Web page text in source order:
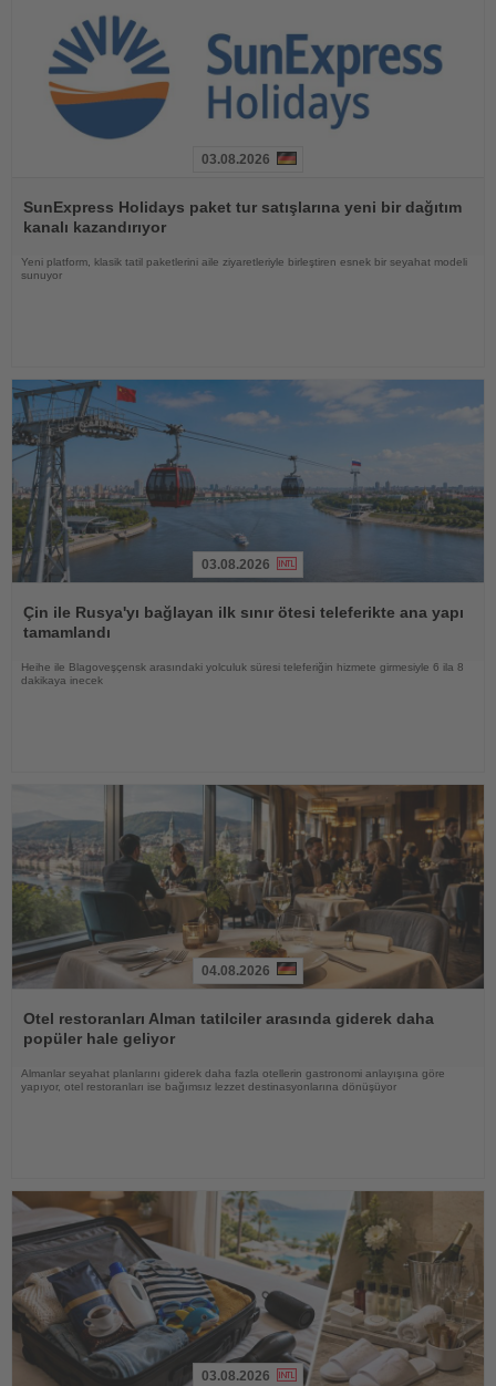
Oku
03.08.2026
SunExpress Holidays paket tur satışlarına yeni bir dağıtım
kanalı kazandırıyor
Yeni platform, klasik tatil paketlerini aile ziyaretleriyle birleştiren esnek bir seyahat modeli
sunuyor
Oku
03.08.2026
Çin ile Rusya'yı bağlayan ilk sınır ötesi teleferikte ana yapı
tamamlandı
Heihe ile Blagoveşçensk arasındaki yolculuk süresi teleferiğin hizmete girmesiyle 6 ila 8
dakikaya inecek
Oku
04.08.2026
Otel restoranları Alman tatilciler arasında giderek daha
popüler hale geliyor
Almanlar seyahat planlarını giderek daha fazla otellerin gastronomi anlayışına göre
yapıyor, otel restoranları ise bağımsız lezzet destinasyonlarına dönüşüyor
03.08.2026